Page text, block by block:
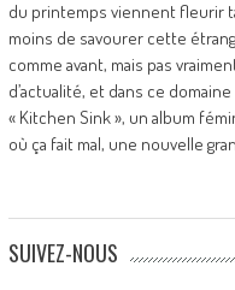
du printemps viennent fleurir
moins de savourer cette
comme avant, mais pas
d’actualité, et dans ce
« Kitchen Sink », un album
où ça fait mal, une nouvelle
SUIVEZ-NOUS